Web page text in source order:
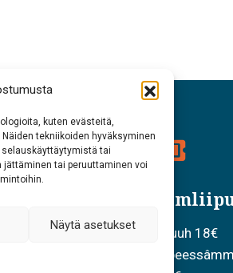
kuten evästeitä,
tekniikoiden hyväksyminen
tai
tai peruuttaminen voi
Näytä asetukset
Olesulmuuh 18€
Vyeledum